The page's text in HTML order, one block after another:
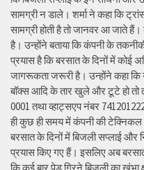
सामग्री न डाले। शर्मा ने कहा कि
सामग्री होती है तो जानवर आ जाते
है। उन्होंने बताया कि कंपनी के
प्रयास है कि बरसात के दिनों में कोई
जागरूकता जरूरी है। उन्होंने कहा कि
बॉक्स आदि के तार खुले और टूटे हो तो
0001 तथा व्हाट्सएप नंबर
ही कुछ ही समय में कंपनी की टेक्निकल
बरसात के दिनों में बिजली सप्लाई
प्रयास किए गए हैं। इसलिए अब